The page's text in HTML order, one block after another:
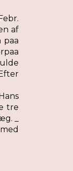
af
paa
tre
_